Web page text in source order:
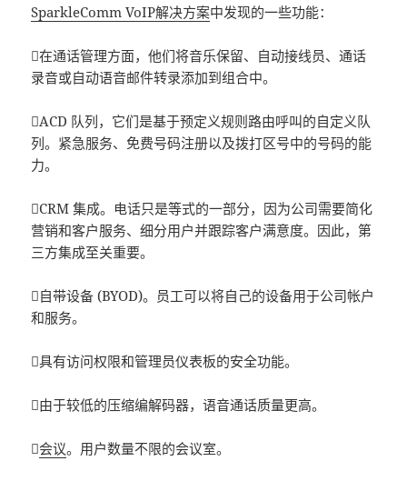
SparkleComm VoIP解决方案中发现的一些功能：
在通话管理方面，他们将音乐保留、自动接线员、通话
录音或自动语音邮件转录添加到组合中。
ACD 队列，它们是基于预定义规则路由呼叫的自定义队
列。紧急服务、免费号码注册以及拨打区号中的号码的能
力。
CRM 集成。电话只是等式的一部分，因为公司需要简化
营销和客户服务、细分用户并跟踪客户满意度。因此，第
三方集成至关重要。
自带设备 (BYOD)。员工可以将自己的设备用于公司帐户
和服务。
具有访问权限和管理员仪表板的安全功能。
由于较低的压缩编解码器，语音通话质量更高。
会议。用户数量不限的会议室。